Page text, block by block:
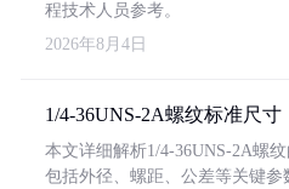
程技术人员参考。
2026年8月4日
1/4-36UNS-2A螺纹标准尺寸
本文详细解析1/4-36UNS-2A螺
包括外径、螺距、公差等关键